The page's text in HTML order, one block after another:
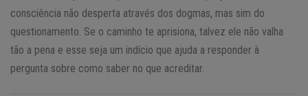
consciência não desperta através dos dogmas, mas sim do
questionamento. Se o caminho te aprisiona, talvez ele não valha
tão a pena e esse seja um indício que ajuda a responder à
pergunta sobre como saber no que acreditar.